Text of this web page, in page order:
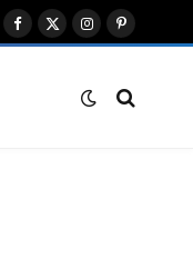
Facebook
X
InstagramPinterest